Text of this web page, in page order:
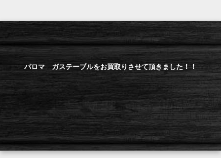
パロマ ガステーブルをお買取りさせて頂きました！！